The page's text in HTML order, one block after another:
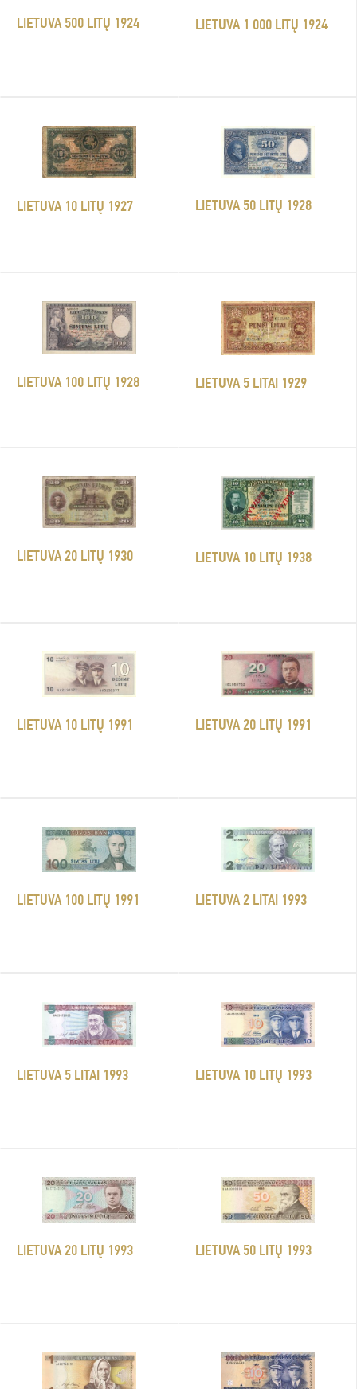
LIETUVA 500 LITŲ 1924 LIETUVA 1 000 LITŲ 1924
LIETUVA 10 LITŲ 1927 LIETUVA 50 LITŲ 1928
LIETUVA 100 LITŲ 1928 LIETUVA 5 LITAI 1929
LIETUVA 20 LITŲ 1930 LIETUVA 10 LITŲ 1938
LIETUVA 10 LITŲ 1991 LIETUVA 20 LITŲ 1991
LIETUVA 100 LITŲ 1991 LIETUVA 2 LITAI 1993
LIETUVA 5 LITAI 1993 LIETUVA 10 LITŲ 1993
LIETUVA 20 LITŲ 1993 LIETUVA 50 LITŲ 1993